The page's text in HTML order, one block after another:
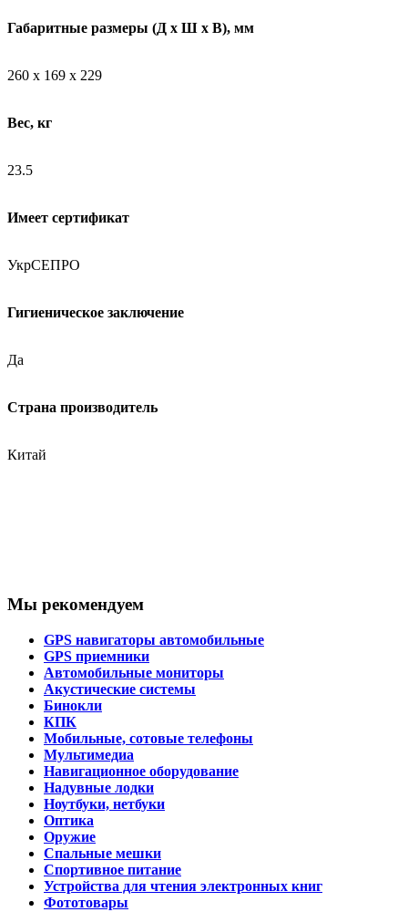
Габаритные размеры (Д х Ш х В), мм
260 х 169 х 229
Вес, кг
23.5
Имеет сертификат
УкрСЕПРО
Гигиеническое заключение
Да
Страна производитель
Китай
Мы рекомендуем
GPS навигаторы автомобильные
GPS приемники
Автомобильные мониторы
Акустические системы
Бинокли
КПК
Мобильные, сотовые телефоны
Мультимедиа
Навигационное оборудование
Надувные лодки
Ноутбуки, нетбуки
Оптика
Оружие
Спальные мешки
Спортивное питание
Устройства для чтения электронных книг
Фототовары